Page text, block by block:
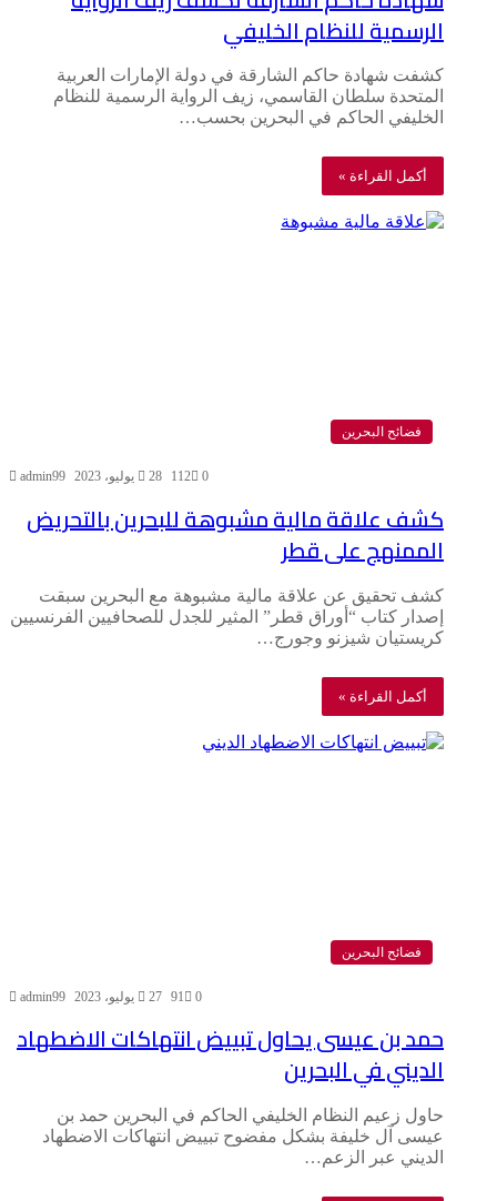
الرسمية للنظام الخليفي
كشفت شهادة حاكم الشارقة في دولة الإمارات العربية
المتحدة سلطان القاسمي، زيف الرواية الرسمية للنظام
الخليفي الحاكم في البحرين بحسب…
أكمل القراءة »
فضائح البحرين
admin99 28 يوليو، 2023 0
112
كشف علاقة مالية مشبوهة للبحرين بالتحريض
الممنهج على قطر
كشف تحقيق عن علاقة مالية مشبوهة مع البحرين سبقت
إصدار كتاب “أوراق قطر” المثير للجدل للصحافيين الفرنسيين
كريستيان شيزنو وجورج…
أكمل القراءة »
فضائح البحرين
admin99 27 يوليو، 2023 0
91
حمد بن عيسى يحاول تبييض انتهاكات الاضطهاد
الديني في البحرين
حاول زعيم النظام الخليفي الحاكم في البحرين حمد بن
عيسى آل خليفة بشكل مفضوح تبييض انتهاكات الاضطهاد
الديني عبر الزعم…